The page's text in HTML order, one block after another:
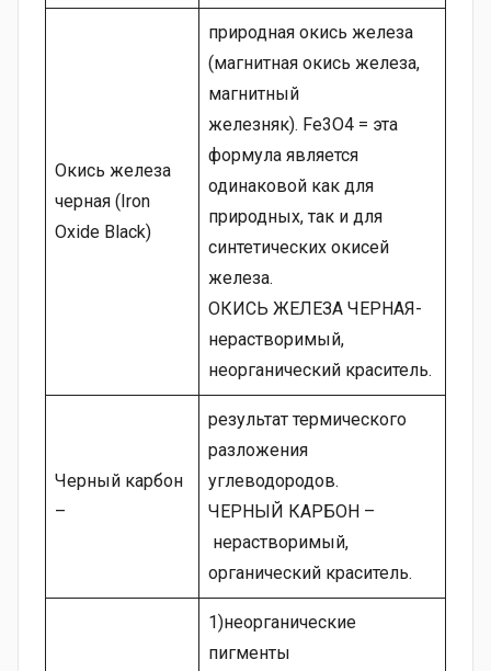
Окись железа
черная (Iron
Oxide Black)
природная окись железа
(магнитная окись железа,
магнитный
железняк). Fe3О4 = эта
формула является
одинаковой как для
природных, так и для
синтетических окисей
железа.
ОКИСЬ ЖЕЛЕЗА ЧЕРНАЯ-
нерастворимый,
неорганический краситель.
Черный карбон
–
результат термического
разложения
углеводородов.
ЧЕРНЫЙ КАРБОН –
нерастворимый,
органический краситель.
1)неорганические
пигменты